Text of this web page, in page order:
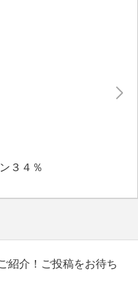
オンでもオフでも
３４％
】
不可
紹介！ご投稿をお待ち